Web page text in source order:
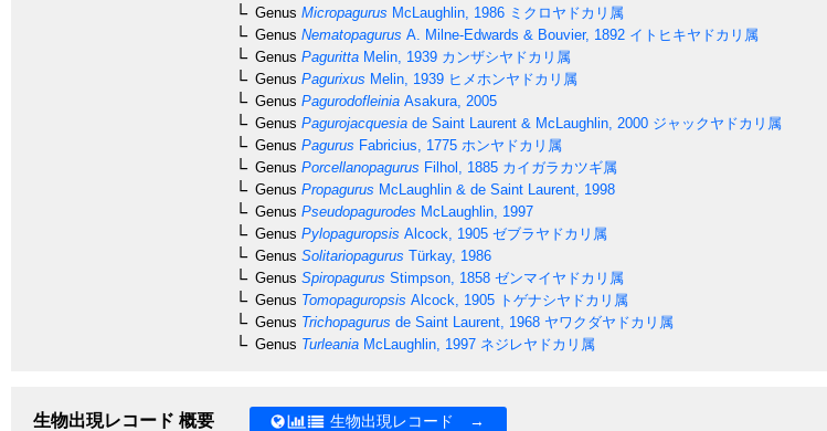
Genus Micropagurus McLaughlin, 1986 ミクロヤドカリ属
Genus Nematopagurus A. Milne-Edwards & Bouvier, 1892 イトヒキヤドカリ属
Genus Paguritta Melin, 1939 カンザシヤドカリ属
Genus Pagurixus Melin, 1939 ヒメホンヤドカリ属
Genus Pagurodofleinia Asakura, 2005
Genus Pagurojacquesia de Saint Laurent & McLaughlin, 2000 ジャックヤドカリ属
Genus Pagurus Fabricius, 1775 ホンヤドカリ属
Genus Porcellanopagurus Filhol, 1885 カイガラカツギ属
Genus Propagurus McLaughlin & de Saint Laurent, 1998
Genus Pseudopagurodes McLaughlin, 1997
Genus Pylopaguropsis Alcock, 1905 ゼブラヤドカリ属
Genus Solitariopagurus Türkay, 1986
Genus Spiropagurus Stimpson, 1858 ゼンマイヤドカリ属
Genus Tomopaguropsis Alcock, 1905 トゲナシヤドカリ属
Genus Trichopagurus de Saint Laurent, 1968 ヤワクダヤドカリ属
Genus Turleania McLaughlin, 1997 ネジレヤドカリ属
生物出現レコード 概要 生物出現レコード →